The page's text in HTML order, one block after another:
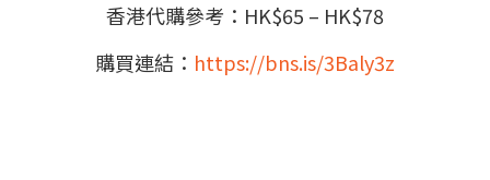
香港代購參考：HK$65 – HK$78
購買連結： https://bns.is/3Baly3z